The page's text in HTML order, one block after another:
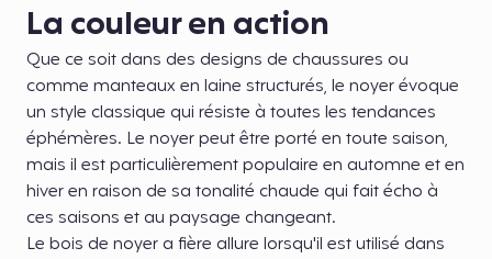
La couleur en action
Que ce soit dans des designs de chaussures ou
comme manteaux en laine structurés, le noyer évoque
un style classique qui résiste à toutes les tendances
éphémères. Le noyer peut être porté en toute saison,
mais il est particulièrement populaire en automne et en
hiver en raison de sa tonalité chaude qui fait écho à
ces saisons et au paysage changeant.
Le bois de noyer a fière allure lorsqu'il est utilisé dans